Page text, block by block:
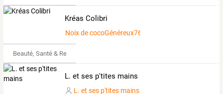
Kréas Colibri
Noix de cocoGénéreux7674194
Beauté, Santé & Remise en forme
L. et ses p'tites mains
L. et ses p'tites mains